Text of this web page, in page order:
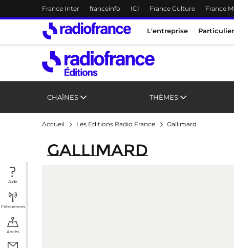
Accès direct :
Menu principal
France Inter franceinfo ICI France Culture France
Menu principal
L'entreprise
CHAÎNES THÈMES
Aide
Fréquences
Accès
Accueil Les Editions Radio France Gallimard
Gallimard